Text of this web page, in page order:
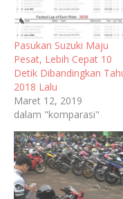
Pasukan Suzuki Maju
Pesat, Lebih Cepat 10
Detik Dibandingkan
2018 Lalu
Maret 12, 2019
dalam "komparasi"